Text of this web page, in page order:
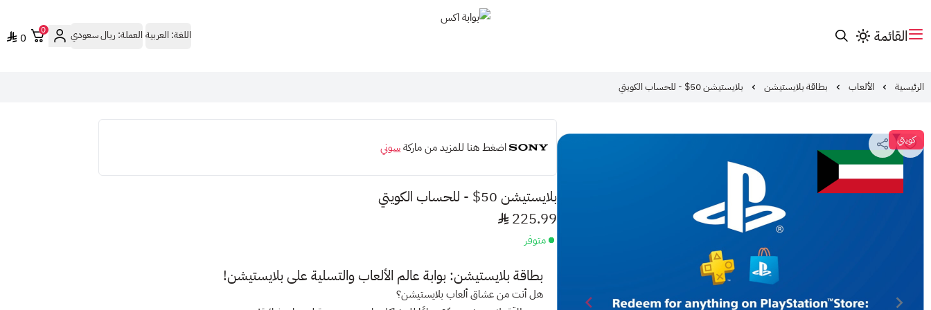
القائمة اللغة: العربية العملة:ريال سعودي 0
0
الرئيسية الألعاب بطاقة بلايستيشن بلايستيشن 50$ - للحساب الكويتي
كويتي
اضغط هنا للمزيد من ماركةسوني
بلايستيشن 50$ - للحساب الكويتي
225.99
متوفر
بطاقة بلايستيشن: بوابة عالم الألعاب والتسلية على بلايستيشن!
هل أنت من عشاق ألعاب بلايستيشن؟